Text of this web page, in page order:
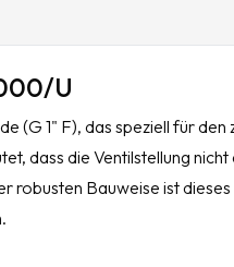
U
(G 1" F), das speziell für den
dass die Ventilstellung
robusten Bauweise ist